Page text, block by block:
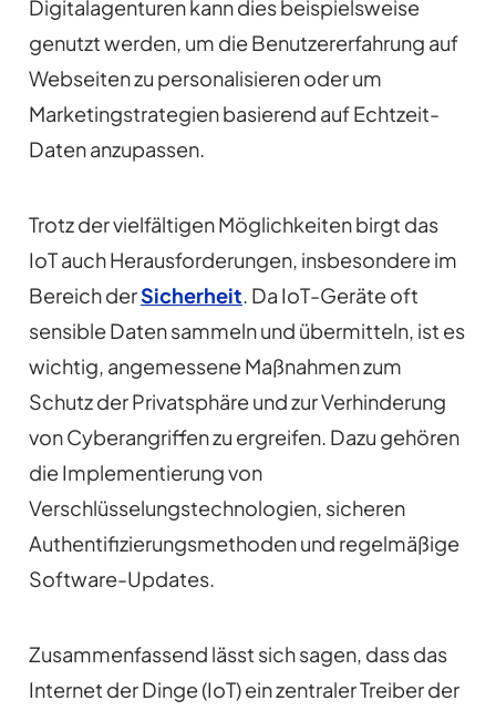
Digitalagenturen kann dies beispielsweise
genutzt werden, um die Benutzererfahrung auf
Webseiten zu personalisieren oder um
Marketingstrategien basierend auf Echtzeit-
Daten anzupassen.
Trotz der vielfältigen Möglichkeiten birgt das
IoT auch Herausforderungen, insbesondere im
Bereich derSicherheit. Da IoT-Geräte oft
sensible Daten sammeln und übermitteln, ist es
wichtig, angemessene Maßnahmen zum
Schutz der Privatsphäre und zur Verhinderung
von Cyberangriffen zu ergreifen. Dazu gehören
die Implementierung von
Verschlüsselungstechnologien, sicheren
Authentifizierungsmethoden und regelmäßige
Software-Updates.
Zusammenfassend lässt sich sagen, dass das
Internet der Dinge (IoT) ein zentraler Treiber der